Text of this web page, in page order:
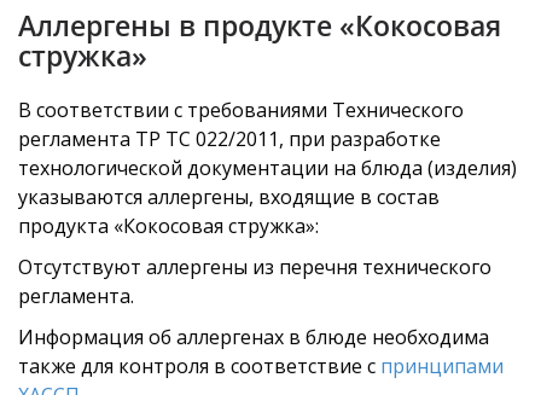
Аллергены в продукте «Кокосовая
стружка»
В соответствии с требованиями Технического
регламента ТР ТС 022/2011, при разработке
технологической документации на блюда (изделия)
указываются аллергены, входящие в состав
продукта «Кокосовая стружка»:
Отсутствуют аллергены из перечня технического
регламента.
Информация об аллергенах в блюде необходима
также для контроля в соответствие с принципами